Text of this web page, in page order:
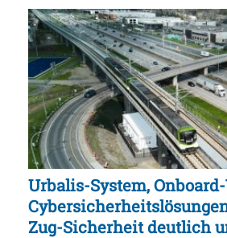
Urbalis-System,
Zug-Sicherheit deutlich